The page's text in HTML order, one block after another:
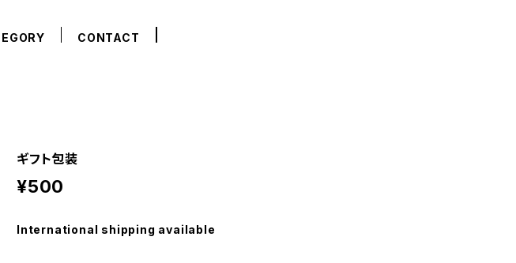
CONTACT
ギフト包装
¥500
International shipping available